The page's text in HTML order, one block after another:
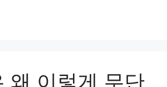
왜 이렇게 무단